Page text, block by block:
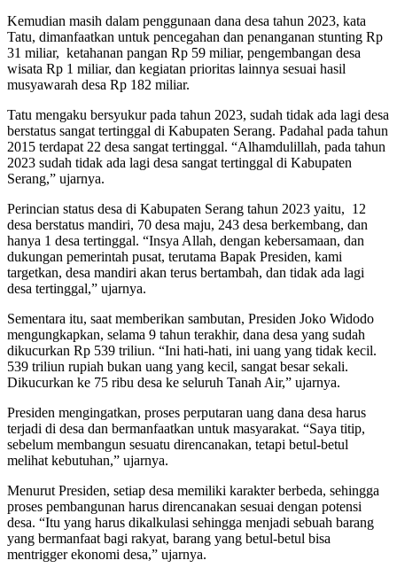
Kemudian masih dalam penggunaan dana desa tahun 2023, kata
Tatu, dimanfaatkan untuk pencegahan dan penanganan stunting Rp
31 miliar, ketahanan pangan Rp 59 miliar, pengembangan desa
wisata Rp 1 miliar, dan kegiatan prioritas lainnya sesuai hasil
musyawarah desa Rp 182 miliar.
Tatu mengaku bersyukur pada tahun 2023, sudah tidak ada lagi desa
berstatus sangat tertinggal di Kabupaten Serang. Padahal pada tahun
2015 terdapat 22 desa sangat tertinggal. “Alhamdulillah, pada tahun
2023 sudah tidak ada lagi desa sangat tertinggal di Kabupaten
Serang,” ujarnya.
Perincian status desa di Kabupaten Serang tahun 2023 yaitu, 12
desa berstatus mandiri, 70 desa maju, 243 desa berkembang, dan
hanya 1 desa tertinggal. “Insya Allah, dengan kebersamaan, dan
dukungan pemerintah pusat, terutama Bapak Presiden, kami
targetkan, desa mandiri akan terus bertambah, dan tidak ada lagi
desa tertinggal,” ujarnya.
Sementara itu, saat memberikan sambutan, Presiden Joko Widodo
mengungkapkan, selama 9 tahun terakhir, dana desa yang sudah
dikucurkan Rp 539 triliun. “Ini hati-hati, ini uang yang tidak kecil.
539 triliun rupiah bukan uang yang kecil, sangat besar sekali.
Dikucurkan ke 75 ribu desa ke seluruh Tanah Air,” ujarnya.
Presiden mengingatkan, proses perputaran uang dana desa harus
terjadi di desa dan bermanfaatkan untuk masyarakat. “Saya titip,
sebelum membangun sesuatu direncanakan, tetapi betul-betul
melihat kebutuhan,” ujarnya.
Menurut Presiden, setiap desa memiliki karakter berbeda, sehingga
proses pembangunan harus direncanakan sesuai dengan potensi
desa. “Itu yang harus dikalkulasi sehingga menjadi sebuah barang
yang bermanfaat bagi rakyat, barang yang betul-betul bisa
mentrigger ekonomi desa,” ujarnya.